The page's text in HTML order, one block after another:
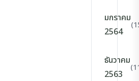
มกราคม
2564
ธันวาคม
2563